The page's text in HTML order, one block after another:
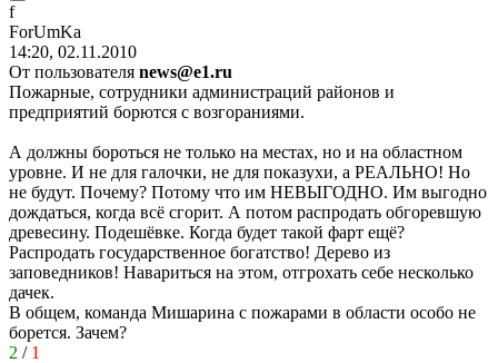
f
ForUmKa
14:20, 02.11.2010
От пользователя news@e1.ru
Пожарные, сотрудники администраций районов и
предприятий борются с возгораниями.
А должны бороться не только на местах, но и на областном
уровне. И не для галочки, не для показухи, а РЕАЛЬНО! Но
не будут. Почему? Потому что им НЕВЫГОДНО. Им выгодно
дождаться, когда всё сгорит. А потом распродать обгоревшую
древесину. Подешёвке. Когда будет такой фарт ещё?
Распродать государственное богатство! Дерево из
заповедников! Навариться на этом, отгрохать себе несколько
дачек.
В общем, команда Мишарина с пожарами в области особо не
борется. Зачем?
2 / 1